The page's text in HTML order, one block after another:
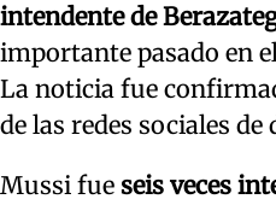
intendente de
importante pasado en
La noticia fue
de las redes sociales
Mussi fue seis veces